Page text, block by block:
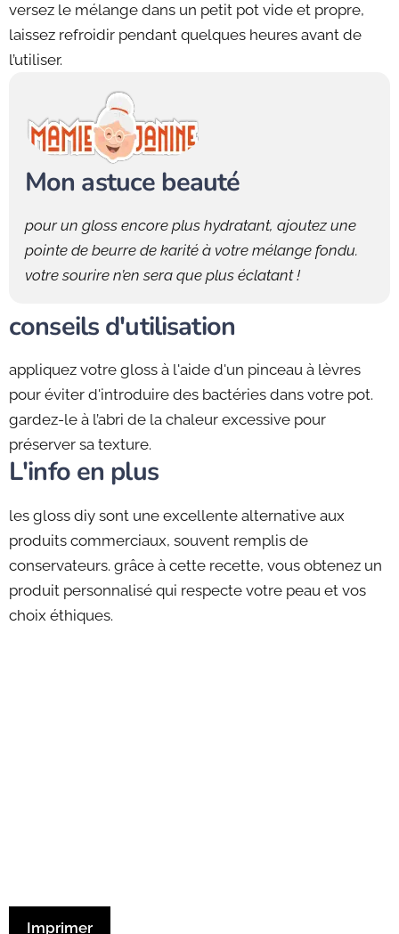
versez le mélange dans un petit pot vide et propre,
laissez refroidir pendant quelques heures avant de
l’utiliser.
Mon astuce beauté
pour un gloss encore plus hydratant, ajoutez une
pointe de beurre de karité à votre mélange fondu.
votre sourire n’en sera que plus éclatant !
conseils d'utilisation
appliquez votre gloss à l'aide d'un pinceau à lèvres
pour éviter d'introduire des bactéries dans votre pot.
gardez-le à l’abri de la chaleur excessive pour
préserver sa texture.
L'info en plus
les gloss diy sont une excellente alternative aux
produits commerciaux, souvent remplis de
conservateurs. grâce à cette recette, vous obtenez un
produit personnalisé qui respecte votre peau et vos
choix éthiques.
Imprimer